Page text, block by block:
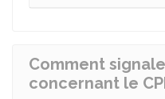
Comment
concernant le